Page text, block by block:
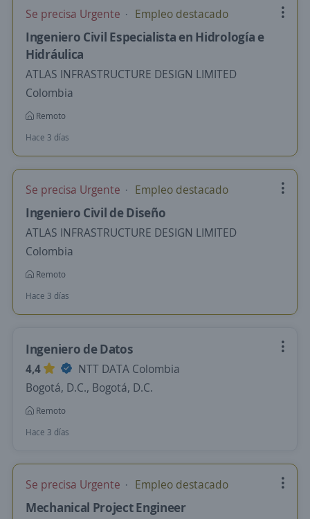
Se precisa Urgente Empleo destacado
Ingeniero Civil Especialista en Hidrología e
Hidráulica
ATLAS INFRASTRUCTURE DESIGN LIMITED
Colombia
Remoto
Hace 3 días
Se precisa Urgente Empleo destacado
Ingeniero Civil de Diseño
ATLAS INFRASTRUCTURE DESIGN LIMITED
Colombia
Remoto
Hace 3 días
Ingeniero de Datos
4,4
NTT DATA Colombia
Bogotá, D.C., Bogotá, D.C.
Remoto
Hace 3 días
Se precisa Urgente Empleo destacado
Mechanical Project Engineer